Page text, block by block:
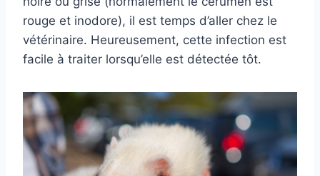
rouge et inodore), il est temps d’aller chez le
vétérinaire. Heureusement, cette infection est
facile à traiter lorsqu’elle est détectée tôt.